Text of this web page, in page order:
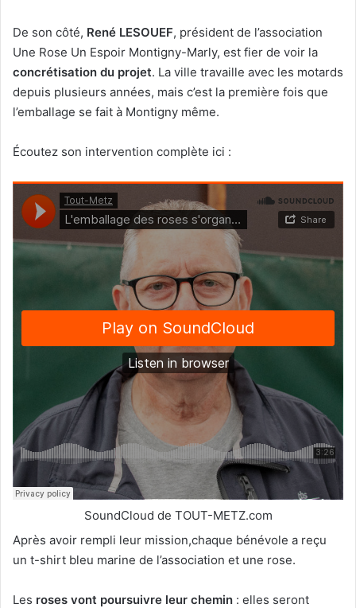
De son côté, René LESOUEF, président de l’association
Une Rose Un Espoir Montigny-Marly, est fier de voir la
concrétisation du projet. La ville travaille avec les motards
depuis plusieurs années, mais c’est la première fois que
l’emballage se fait à Montigny même.
Écoutez son intervention complète ici :
SoundCloud de TOUT-METZ.com
Après avoir rempli leur mission,chaque bénévole a reçu
un t-shirt bleu marine de l’association et une rose.
Les roses vont poursuivre leur chemin : elles seront